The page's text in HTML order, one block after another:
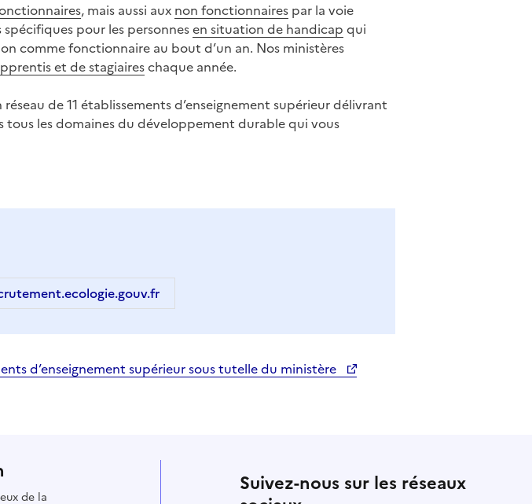
, mais aussi aux non fonctionnaires par la voie
pour les personnesen situation de handicap qui
comme fonctionnaire au bout d’un an. Nos ministères
et de stagiaireschaque année.
de 11 établissements d’enseignement supérieur délivrant
tous les domaines du développement durable qui vous
d’enseignement supérieur sous tutelle du ministère
de la
Suivez-nous sur les réseaux